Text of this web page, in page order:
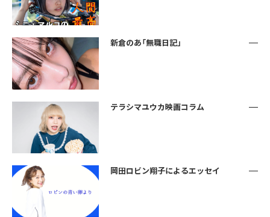
新倉のあ「無職日記」
テラシマユウカ映画コラム
岡田ロビン翔子によるエッセイ